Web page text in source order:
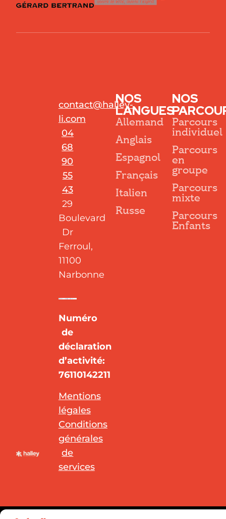
contact@halley-
li.com
04
68
90
55
43
29
Boulevard
Dr
Ferroul,
11100
Narbonne
Numéro
de
déclaration
d’activité:
76110142211
Mentions
légales
Conditions
générales
de
services
NOS
LANGUES
Allemand
Anglais
Espagnol
Français
Italien
Russe
NOS
Parcours
individuel
Parcours
en
groupe
Parcours
mixte
Parcours
Enfants